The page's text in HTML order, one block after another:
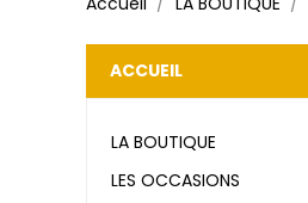
ACCUEIL
LA BOUTIQUE
LES OCCASIONS